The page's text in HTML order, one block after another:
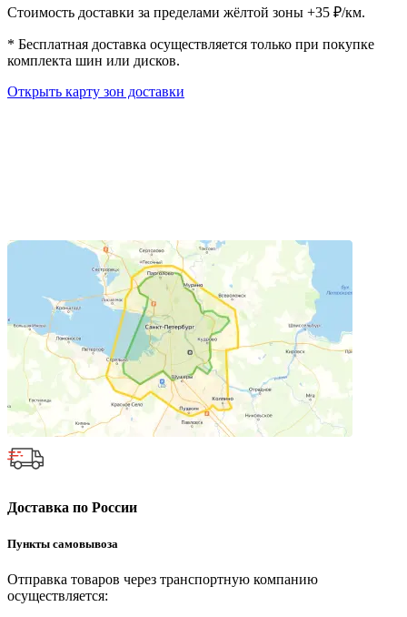
Стоимость доставки за пределами жёлтой зоны +35 ₽/км.
* Бесплатная доставка осуществляется только при покупке
комплекта шин или дисков.
Открыть карту зон доставки
Доставка по России
Пункты самовывоза
Отправка товаров через транспортную компанию
осуществляется: